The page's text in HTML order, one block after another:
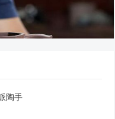
陶手